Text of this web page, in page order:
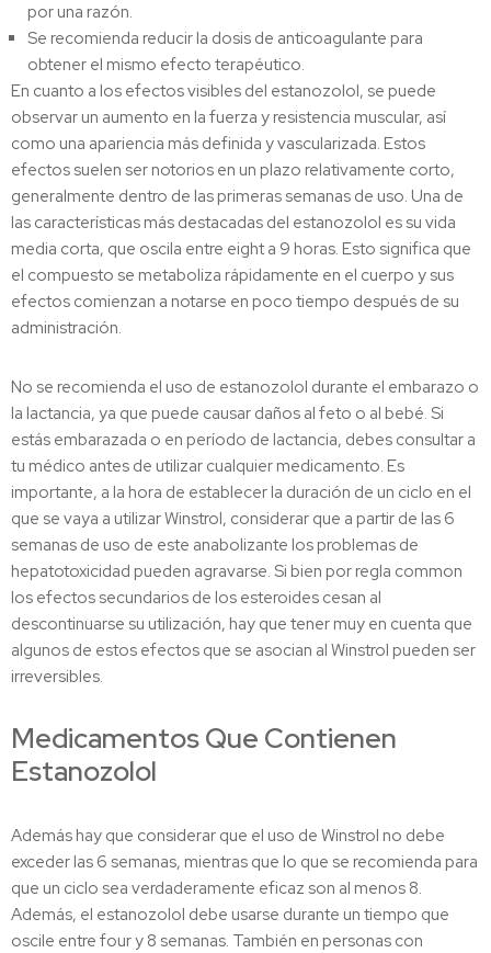
por una razón.
Se recomienda reducir la dosis de anticoagulante para
obtener el mismo efecto terapéutico.
En cuanto a los efectos visibles del estanozolol, se puede
observar un aumento en la fuerza y resistencia muscular, así
como una apariencia más definida y vascularizada. Estos
efectos suelen ser notorios en un plazo relativamente corto,
generalmente dentro de las primeras semanas de uso. Una de
las características más destacadas del estanozolol es su vida
media corta, que oscila entre eight a 9 horas. Esto significa que
el compuesto se metaboliza rápidamente en el cuerpo y sus
efectos comienzan a notarse en poco tiempo después de su
administración.
No se recomienda el uso de estanozolol durante el embarazo o
la lactancia, ya que puede causar daños al feto o al bebé. Si
estás embarazada o en período de lactancia, debes consultar a
tu médico antes de utilizar cualquier medicamento. Es
importante, a la hora de establecer la duración de un ciclo en el
que se vaya a utilizar Winstrol, considerar que a partir de las 6
semanas de uso de este anabolizante los problemas de
hepatotoxicidad pueden agravarse. Si bien por regla common
los efectos secundarios de los esteroides cesan al
descontinuarse su utilización, hay que tener muy en cuenta que
algunos de estos efectos que se asocian al Winstrol pueden ser
irreversibles.
Medicamentos Que Contienen
Estanozolol
Además hay que considerar que el uso de Winstrol no debe
exceder las 6 semanas, mientras que lo que se recomienda para
que un ciclo sea verdaderamente eficaz son al menos 8.
Además, el estanozolol debe usarse durante un tiempo que
oscile entre four y 8 semanas. También en personas con